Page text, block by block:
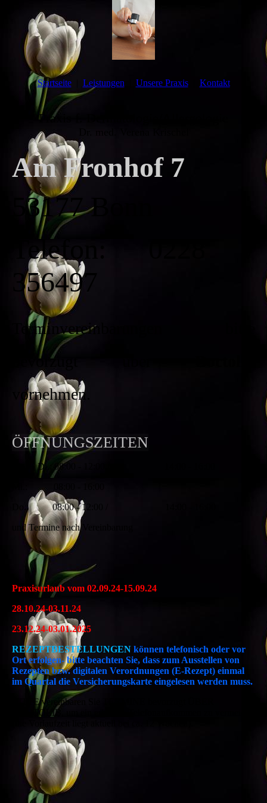
Startseite Leistungen Unsere Praxis Kontakt
Praxis f. Dermatologie/Allergologie
Am Fronhof 7
53177 Bonn
Telefon: 0228 /
356497
Terminvereinbarungen bitte
bevorzugt über
vornehmen.
ÖFFNUNGSZEITEN
Mo. + Di.: 08:00 - 12:00 / 14:00 - 16:00
Do.: 08:00 - 12:00 / 14:00 - 16:00
und Termine nach Vereinbarung
Praxisurlaub vom 02.09.24-15.09.24
28.10.24-03.11.24
23.12.24-03.01.2025
REZEPTBESTELLUNGEN können telefonisch oder vor
Ort erfolgen- bitte beachten Sie, dass zum Ausstellen von
Rezepten bzw. digitalen Verordnungen (E-Rezept) einmal
im Quartal die Versicherungskarte eingelesen werden muss.
BITTE vereinbaren Sie TERMINE bevorzugt ÜBER
DOCTOLIB, um ein erhöhtes Telefonaufkommen zu vermeiden